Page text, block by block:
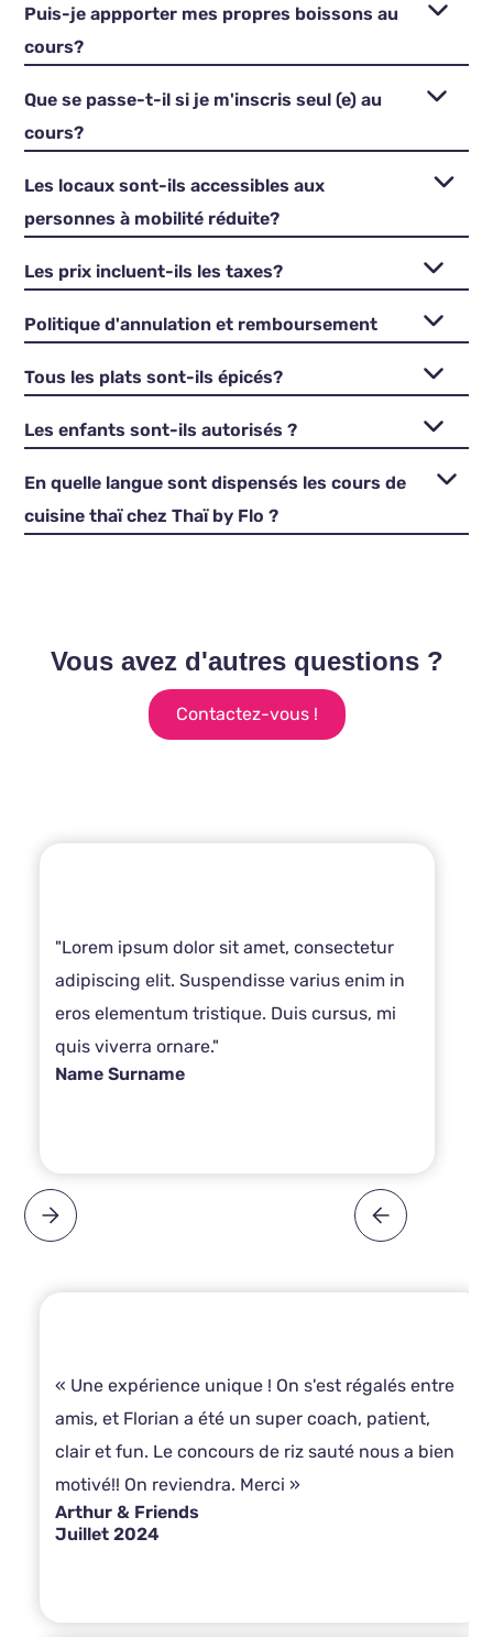
Puis-je appporter mes propres boissons au
cours?
Que se passe-t-il si je m'inscris seul (e) au
cours?
Les locaux sont-ils accessibles aux
personnes à mobilité réduite?
Les prix incluent-ils les taxes?
Politique d'annulation et remboursement
Tous les plats sont-ils épicés?
Les enfants sont-ils autorisés ?
En quelle langue sont dispensés les cours de
cuisine thaï chez Thaï by Flo ?
Vous avez d'autres questions ?
Contactez-vous !
"Lorem ipsum dolor sit amet, consectetur
adipiscing elit. Suspendisse varius enim in
eros elementum tristique. Duis cursus, mi
quis viverra ornare."
Name Surname
« Une expérience unique ! On s'est régalés entre
amis, et Florian a été un super coach, patient,
clair et fun. Le concours de riz sauté nous a bien
motivé!! On reviendra. Merci »
Arthur & Friends
Juillet 2024